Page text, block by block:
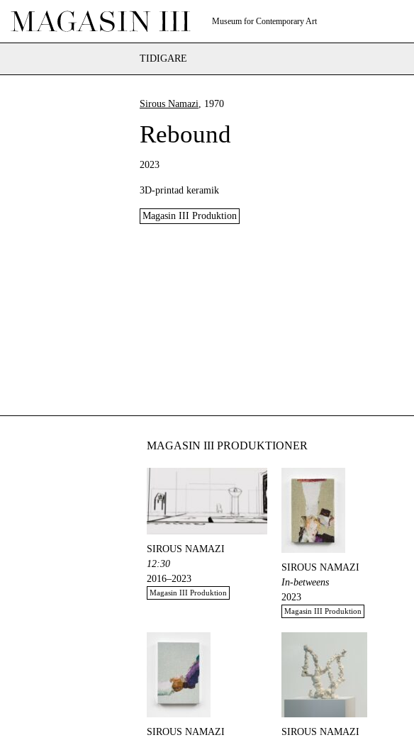
Museum for Contemporary Art
TIDIGARE
Sirous Namazi, 1970
Rebound
2023
3D-printad keramik
Magasin III Produktion
MAGASIN III PRODUKTIONER
SIROUS NAMAZI
12:30
2016–2023
Magasin III Produktion
SIROUS NAMAZI
In-betweens
2023
Magasin III Produktion
SIROUS NAMAZI
SIROUS NAMAZI